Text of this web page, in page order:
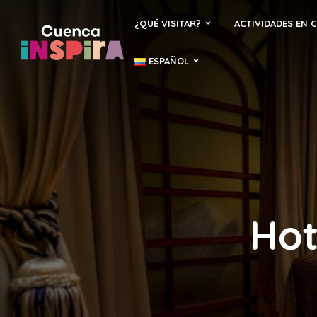
¿QUÉ VISITAR? ACTIVIDADES EN
ESPAÑOL